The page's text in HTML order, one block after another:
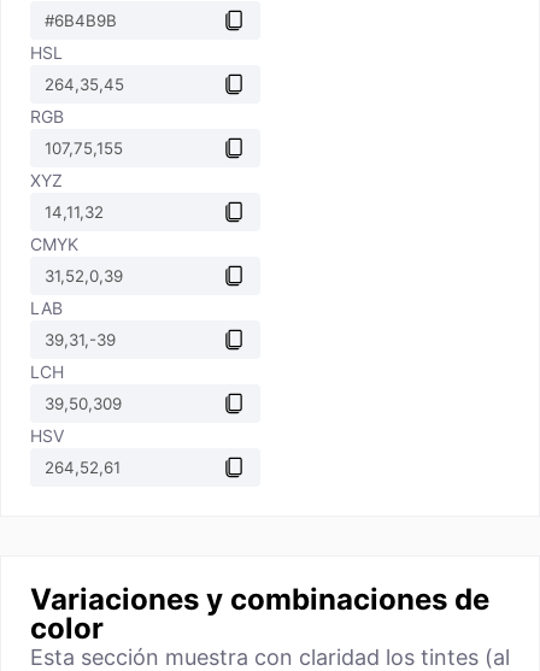
HSL
RGB
XYZ
CMYK
LAB
LCH
HSV
Variaciones y combinaciones de
color
Esta sección muestra con claridad los tintes (al